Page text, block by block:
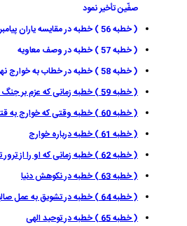
صفّين تأخير نمود
( خطبه 56 ) خطبه در مقايسه ياران پيامبر با ياران خود
( خطبه 57 ) خطبه در وصف معاويه
( خطبه 58 ) خطبه در خطاب به خوارج نهروان
( خطبه 59 ) خطبه زمانى كه عزم بر جنگ خوارج داشت
( خطبه 60 ) خطبه وقتى كه خوارج به قتل رسيدند
( خطبه 61 ) خطبه درباره خوارج
( خطبه 62 ) خطبه زمانى كه او را از ترور ترساندند
( خطبه 63 ) خطبه در نكوهش دنيا
( خطبه 64 ) خطبه در تشويق به عمل صالح
( خطبه 65 ) خطبه در توحيد الهى